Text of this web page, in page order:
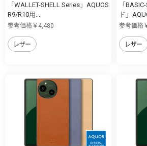
「WALLET-SHELL Series」AQUOS
R9/R10用...
参考価格￥4,480
レザー
「
ド」
参考価格
レザー